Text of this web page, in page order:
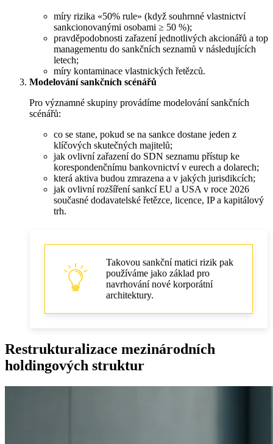
míry rizika «50% rule» (když souhrnné vlastnictví
sankcionovanými osobami ≥ 50 %);
pravděpodobnosti zařazení jednotlivých akcionářů a top
managementu do sankčních seznamů v následujících
letech;
míry kontaminace vlastnických řetězců.
Modelování sankčních scénářů
Pro významné skupiny provádíme modelování sankčních
scénářů:
co se stane, pokud se na sankce dostane jeden z
klíčových skutečných majitelů;
jak ovlivní zařazení do SDN seznamu přístup ke
korespondenčnímu bankovnictví v eurech a dolarech;
která aktiva budou zmrazena a v jakých jurisdikcích;
jak ovlivní rozšíření sankcí EU a USA v roce 2026
současné dodavatelské řetězce, licence, IP a kapitálový
trh.
Takovou sankční matici rizik pak
používáme jako základ pro
navrhování nové korporátní
architektury.
Restrukturalizace mezinárodních
holdingových struktur